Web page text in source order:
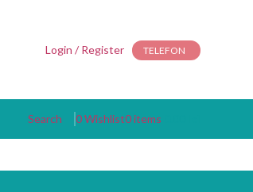
Login / Register TELEFON
Search 0Wishlist0items